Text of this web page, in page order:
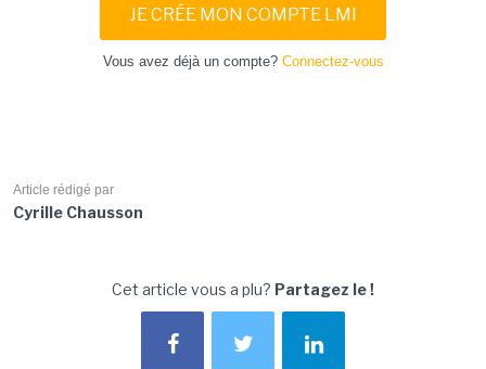
JE CRÉE MON COMPTE LMI
Vous avez déjà un compte? Connectez-vous
Article rédigé par
Cyrille Chausson
Cet article vous a plu? Partagez le !